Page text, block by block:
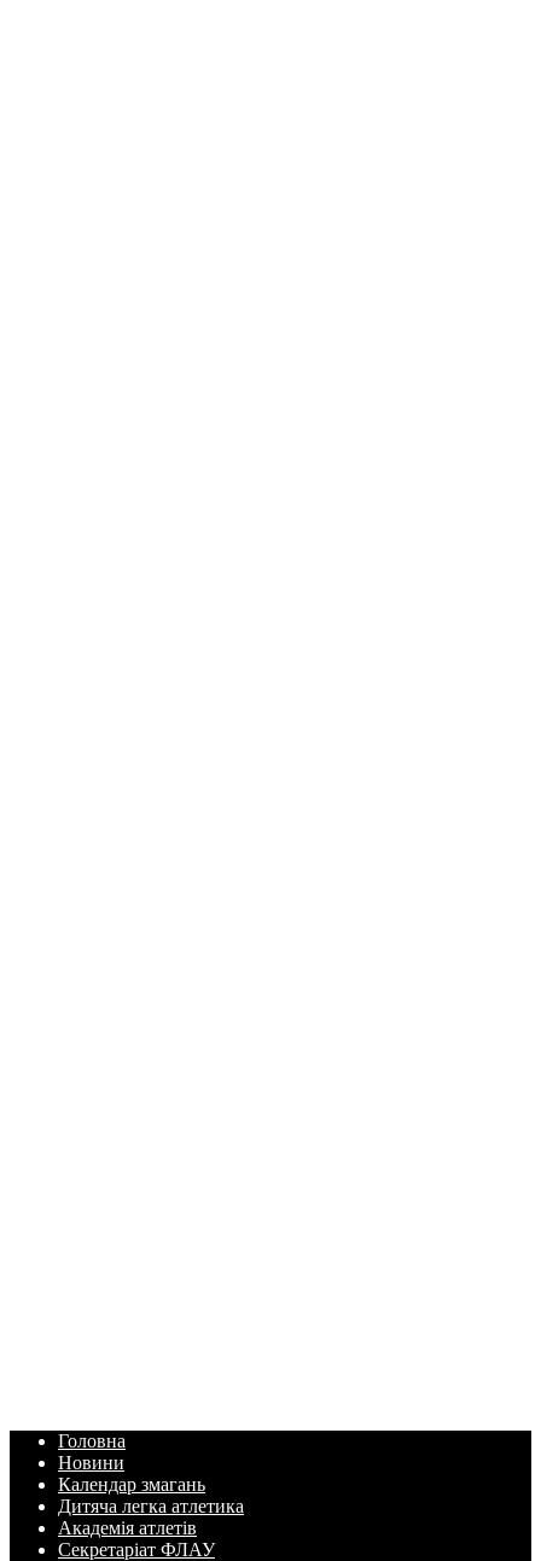
Головна
Новини
Календар змагань
Дитяча легка атлетика
Академія атлетів
Секретаріат ФЛАУ